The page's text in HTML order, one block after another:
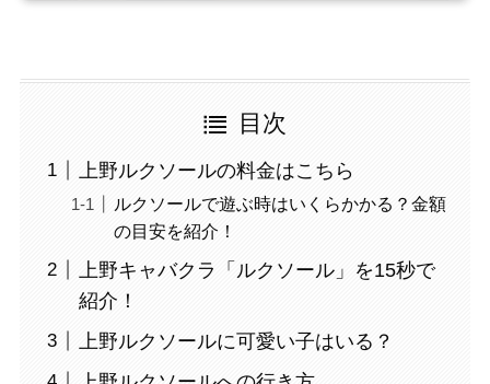
目次
上野ルクソールの料金はこちら
ルクソールで遊ぶ時はいくらかかる？金額
の目安を紹介！
上野キャバクラ「ルクソール」を15秒で
紹介！
上野ルクソールに可愛い子はいる？